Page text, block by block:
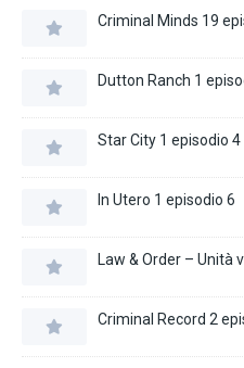
Criminal Minds 19
Dutton Ranch 1
Star City 1 episodio 4
In Utero 1 episodio 6
Law & Order – Unità
Criminal Record 2